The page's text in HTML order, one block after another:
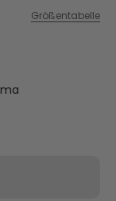
Größentabelle